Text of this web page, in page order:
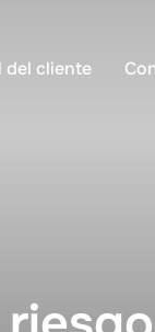
del cliente